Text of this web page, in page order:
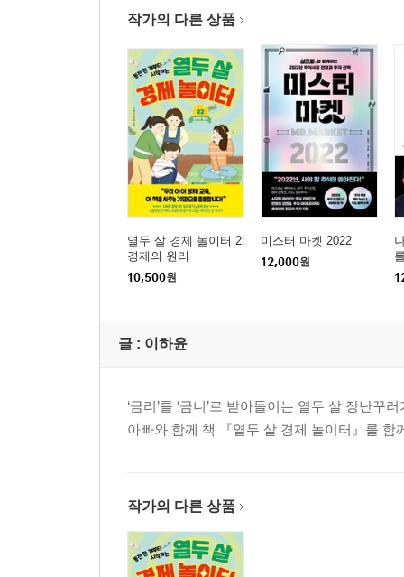
작가의 다른 상품
열두 살 경제 놀이터 2:
경제의 원리
10,500원
미스터 마켓 2022
12,000원
글 : 이하윤
‘금리’를 ‘금니’로 받아들이는 열두 살 장난
아빠와 함께 책 『열두 살 경제 놀이터』를
작가의 다른 상품